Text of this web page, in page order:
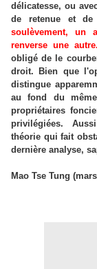
délicatesse, ou
de retenue et de
soulèvement, un
renverse une autre.
obligé de le
droit. Bien que
distingue
au fond du
propriétaires
privilégiées.
théorie qui fait
dernière analyse,
Mao Tse Tung